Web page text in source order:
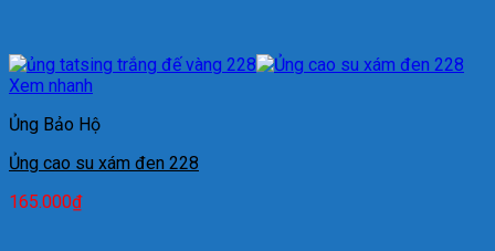
Xem nhanh
Ủng Bảo Hộ
Ủng cao su xám đen 228
165.000₫